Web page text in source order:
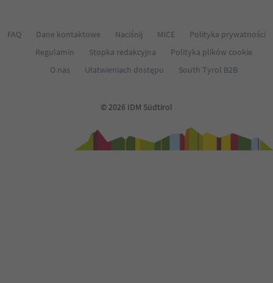
FAQ Dane kontaktowe Naciśnij MICE
Polityka prywatności
Regulamin
Stopka redakcyjna
Polityka plików cookie
O nas
Ułatwieniach dostępu South Tyrol B2B
© 2026 IDM Südtirol